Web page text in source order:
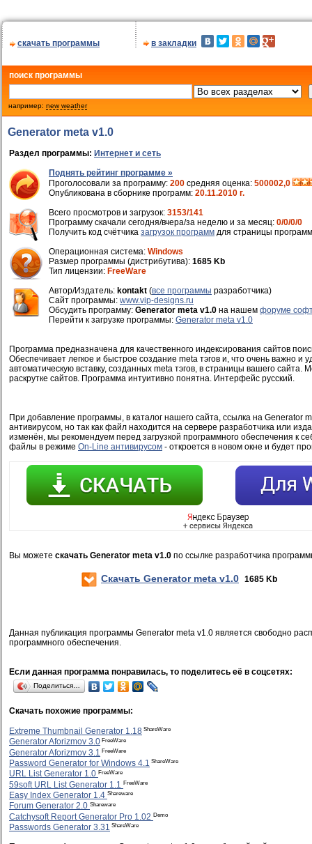
скачать программы в закладки
поиск программы
например: new weather
Generator meta v1.0
Раздел программы: Интернет и сеть
Поднять рейтинг программе »
Проголосовали за программу: 200 средняя оценка: 500002,0
Опубликована в сборнике программ: 20.11.2010 г.
Всего просмотров и загрузок: 3153/141
Программу скачали сегодня/вчера/за неделю и за месяц: 0/0/0/0
Получить код счётчика загрузок программ для страницы
Операционная система: Windows
Размер программы (дистрибутива): 1685 Kb
Тип лицензии: FreeWare
Автор/Издатель: kontakt (все программы разработчика)
Cайт программы: www.vip-designs.ru
Обсудить программу: Generator meta v1.0 на нашем форуме
Перейти к загрузке программы: Generator meta v1.0
Программа предназначена для качественного индексирования сайтов
Обеспечивает легкое и быстрое создание meta тэгов и, что очень важно и
автоматическую вставку, созданных meta тэгов, в страницы вашего сайта.
раскрутке сайтов. Программа интуитивно понятна. Интерфейс русский.
При добавление программы, в каталог нашего сайта, ссылка на Generator
антивирусом, но так как файл находится на сервере разработчика или
изменён, мы рекомендуем перед загрузкой программного обеспечения к
файлы в режиме On-Line антивирусом - откроется в новом окне и будет
Вы можете скачать Generator meta v1.0 по ссылке разработчика
Скачать Generator meta v1.0 1685 Kb
Данная публикация программы Generator meta v1.0 является свободно
программного обеспечения.
Если данная программа понравилась, то поделитесь её в соцсетях:
Поделиться…
Скачать похожие программы:
Extreme Thumbnail Generator 1.18 ShareWare
Generator Aforizmov 3.0 FreeWare
Generator Aforizmov 3.1 FreeWare
Password Generator for Windows 4.1 ShareWare
URL List Generator 1.0 FreeWare
59soft URL List Generator 1.1 FreeWare
Easy Index Generator 1.4 Shareware
Forum Generator 2.0 Shareware
Catchysoft Report Generator Pro 1.02 Demo
Passwords Generator 3.31 ShareWare